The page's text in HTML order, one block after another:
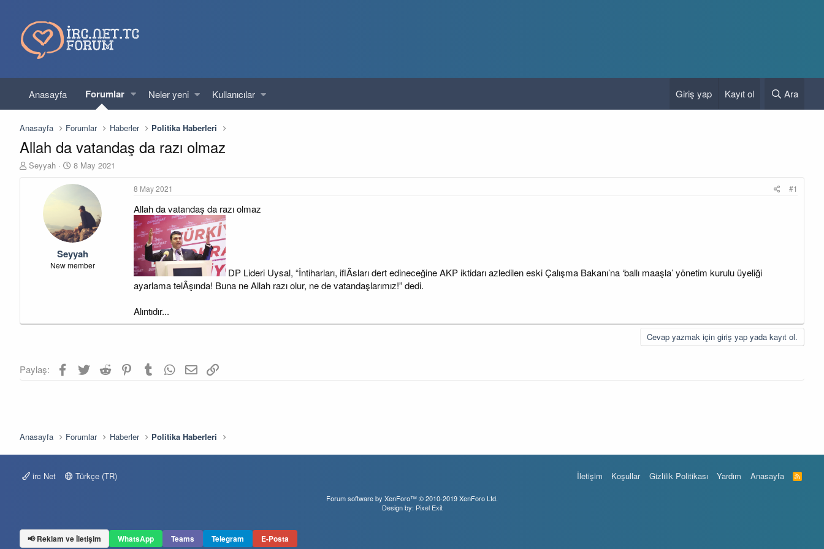
Anasayfa Forumlar Neler yeni Kullanıcılar Giriş yap Kayıt ol Ara
Anasayfa Forumlar Haberler Politika Haberleri
Allah da vatandaş da razı olmaz
K
Seyyah
B
ş
g
ı
ç
t
8 May 2021
Seyyah
New member
8 May 2021 #1
Allah da vatandaş da razı olmaz
DP Lideri Uysal, “İntiharları, iflÂsları dert edineceğine AKP iktidarı azledilen eski Çalışma Bakanı’na ‘ballı maaşla’ yönetim kurulu üyeliği
ayarlama telÂşında! Buna ne Allah razı olur, ne de vatandaşlarımız!” dedi.
Alıntıdır...
Cevap yazmak için giriş yap yada kayıt ol.
Paylaş: Facebook
TwitterReddit PinterestTumblrWhatsApp
E-postaLink
Anasayfa Forumlar Haberler Politika Haberleri
irc Net Türkçe (TR) İletişim Koşullar Gizlilik Politikası Yardım Anasayfa
R
S
Forum software by XenForo™© 2010-2019 XenForo Ltd.
Design by: Pixel Exit
📢 Reklam ve İletişim WhatsApp Teams Telegram E-Posta